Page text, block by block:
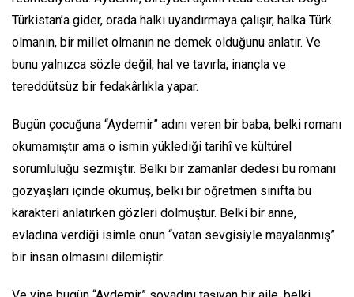
Türkistan’a gider, orada halkı uyandırmaya çalışır, halka Türk
olmanın, bir millet olmanın ne demek olduğunu anlatır. Ve
bunu yalnızca sözle değil; hal ve tavırla, inançla ve
tereddütsüz bir fedakârlıkla yapar.
Bugün çocuğuna “Aydemir” adını veren bir baba, belki romanı
okumamıştır ama o ismin yüklediği tarihî ve kültürel
sorumluluğu sezmiştir. Belki bir zamanlar dedesi bu romanı
gözyaşları içinde okumuş, belki bir öğretmen sınıfta bu
karakteri anlatırken gözleri dolmuştur. Belki bir anne,
evladına verdiği isimle onun “vatan sevgisiyle mayalanmış”
bir insan olmasını dilemiştir.